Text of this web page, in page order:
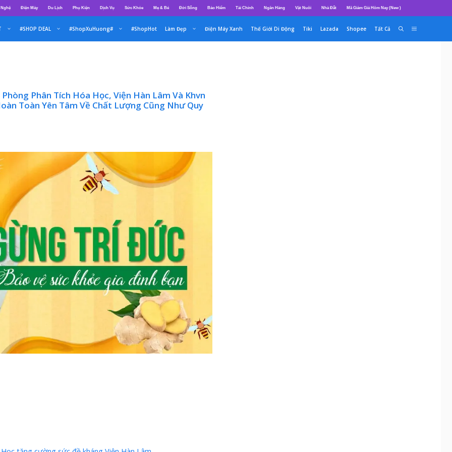
Điện Máy Du Lịch Phụ Kiện Dịch Vụ Sức Khỏe Mẹ & Bé Đời Sống Bảo Hiểm Tài Chính Ngân Hàng Vật Nuôi Nhà Đất Mã Giảm Giá Hôm Nay (New )
#SHOP DEAL #ShopXuHuong# #ShopHot Làm Đẹp Điện Máy Xanh Thế Giới Di Động Tiki Lazada Shopee Tất Cả
Phân Tích Hóa Học, Viện Hàn Lâm Và Khvn
Toàn Yên Tâm Về Chất Lượng Cũng Như Quy